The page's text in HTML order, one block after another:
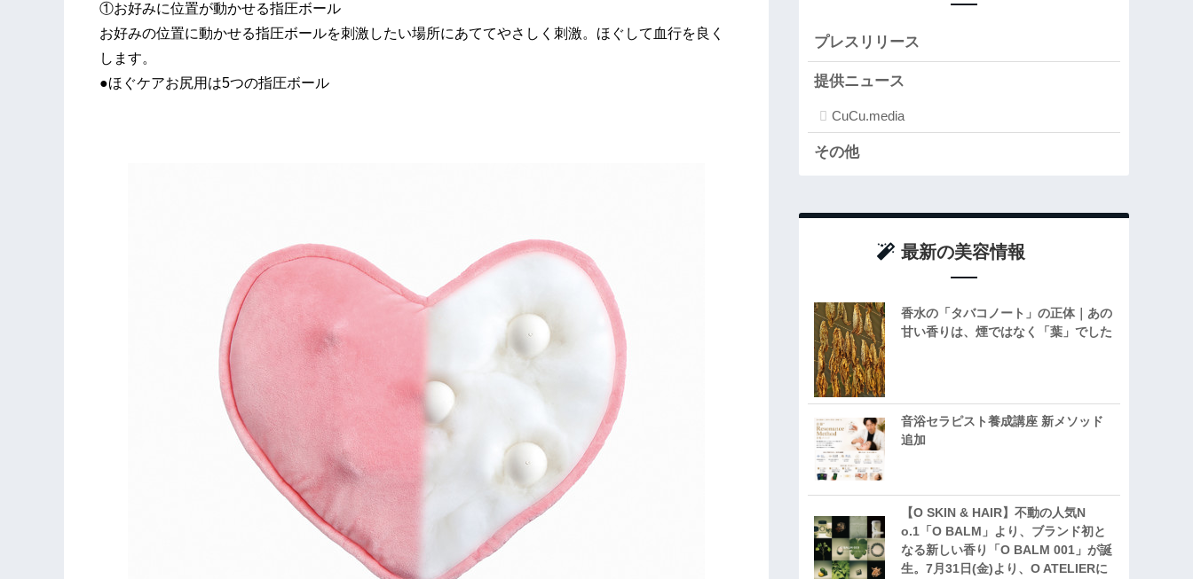
①お好みに位置が動かせる指圧ボール
お好みの位置に動かせる指圧ボールを刺激したい場所にあててやさしく刺激。ほぐして血行を良く
します。
●ほぐケアお尻用は5つの指圧ボール
プレスリリース
提供ニュース
CuCu.media
その他
最新の美容情報
香水の「タバコノート」の正体｜あの
甘い香りは、煙ではなく「葉」でした
音浴セラピスト養成講座 新メソッド
追加
【O SKIN & HAIR】不動の人気N
o.1「O BALM」より、ブランド初と
なる新しい香り「O BALM 001」が誕
生。7月31日(金)より、O ATELIERに